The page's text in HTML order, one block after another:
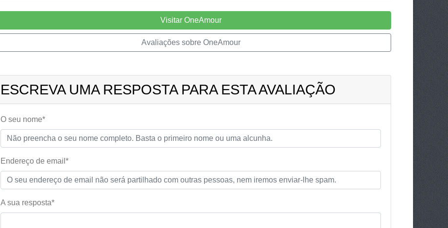
Visitar OneAmour
Avaliações sobre OneAmour
ESCREVA UMA RESPOSTA PARA ESTA AVALIAÇÃO
O seu nome*
Endereço de email*
A sua resposta*